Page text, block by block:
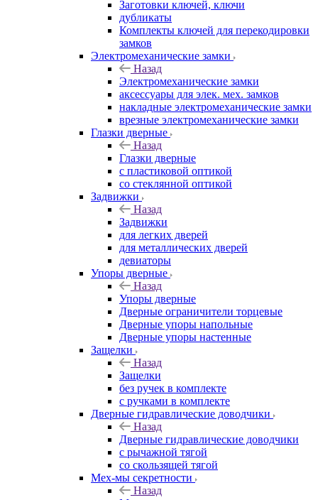
Заготовки ключей, ключи
дубликаты
Комплекты ключей для перекодировки
замков
Электромеханические замки
Назад
Электромеханические замки
аксессуары для элек. мех. замков
накладные электромеханические замки
врезные электромеханические замки
Глазки дверные
Назад
Глазки дверные
с пластиковой оптикой
со стеклянной оптикой
Задвижки
Назад
Задвижки
для легких дверей
для металлических дверей
девиаторы
Упоры дверные
Назад
Упоры дверные
Дверные ограничители торцевые
Дверные упоры напольные
Дверные упоры настенные
Защелки
Назад
Защелки
без ручек в комплекте
с ручками в комплекте
Дверные гидравлические доводчики
Назад
Дверные гидравлические доводчики
с рычажной тягой
со скользящей тягой
Мех-мы секретности
Назад